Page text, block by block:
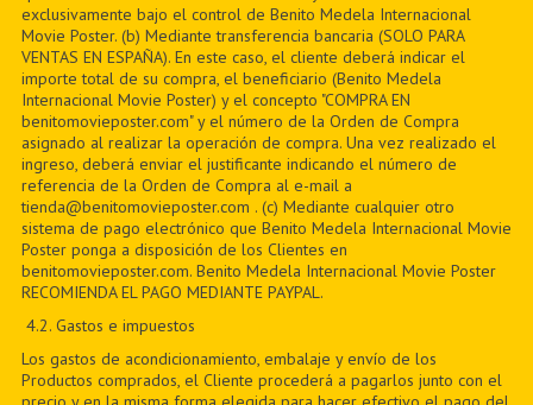
exclusivamente bajo el control de Benito Medela Internacional
Movie Poster. (b) Mediante transferencia bancaria (SOLO PARA
VENTAS EN ESPAÑA). En este caso, el cliente deberá indicar el
importe total de su compra, el beneficiario (Benito Medela
Internacional Movie Poster) y el concepto "COMPRA EN
benitomovieposter.com" y el número de la Orden de Compra
asignado al realizar la operación de compra. Una vez realizado el
ingreso, deberá enviar el justificante indicando el número de
referencia de la Orden de Compra al e-mail a
tienda@benitomovieposter.com . (c) Mediante cualquier otro
sistema de pago electrónico que Benito Medela Internacional Movie
Poster ponga a disposición de los Clientes en
benitomovieposter.com. Benito Medela Internacional Movie Poster
RECOMIENDA EL PAGO MEDIANTE PAYPAL.
4.2. Gastos e impuestos
Los gastos de acondicionamiento, embalaje y envío de los
Productos comprados, el Cliente procederá a pagarlos junto con el